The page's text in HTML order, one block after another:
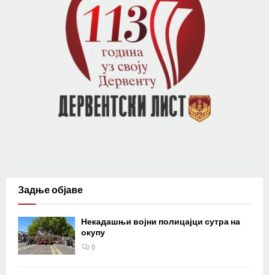
Задње објаве
Некадашњи војни полицајци сутра на
окупу
0